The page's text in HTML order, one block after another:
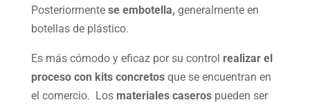
Posteriormente se embotella, generalmente en
botellas de plástico.
Es más cómodo y eficaz por su control realizar el
proceso con kits concretosque se encuentran en
el comercio. Los materiales caserospueden ser